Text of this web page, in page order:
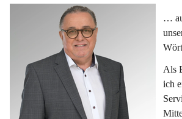
…
Als
ich